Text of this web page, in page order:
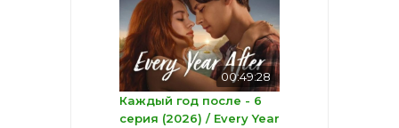
00:49:28
Каждый год после - 6
серия (2026) / Every Year